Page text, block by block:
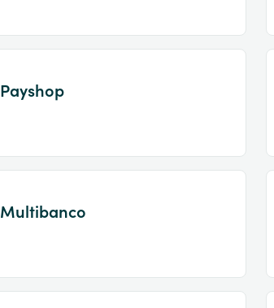
Payshop
Multibanco